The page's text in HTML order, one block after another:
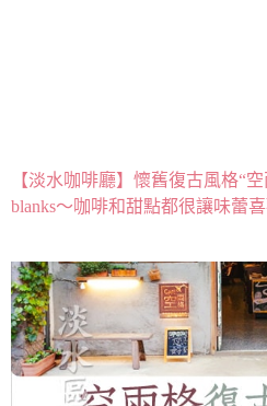
【淡水咖啡廳】懷舊復古風格“
blanks～咖啡和甜點都很讓味蕾